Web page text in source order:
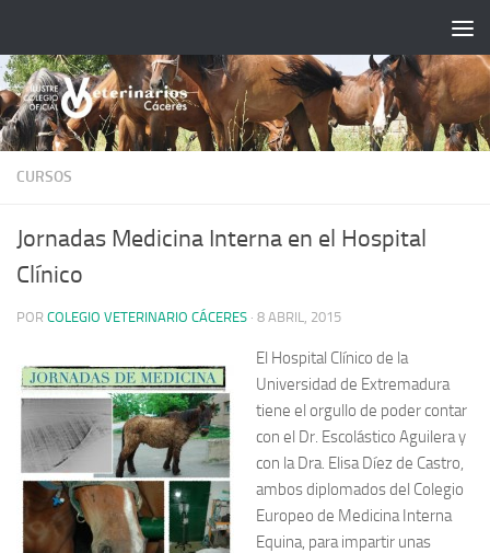
CURSOS
Jornadas Medicina Interna en el Hospital
Clínico
POR COLEGIO VETERINARIO CÁCERES · 8 ABRIL, 2015
El Hospital Clínico de la
Universidad de Extremadura
tiene el orgullo de poder contar
con el Dr. Escolástico Aguilera y
con la Dra. Elisa Díez de Castro,
ambos diplomados del Colegio
Europeo de Medicina Interna
Equina, para impartir unas